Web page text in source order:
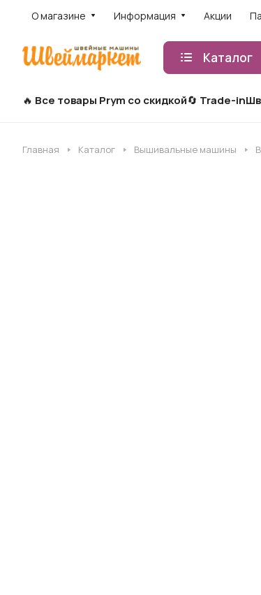
О магазине Информация Акции
Каталог
Все товары Prym со скидкой Trade-in
Главная Каталог Вышивальные машины